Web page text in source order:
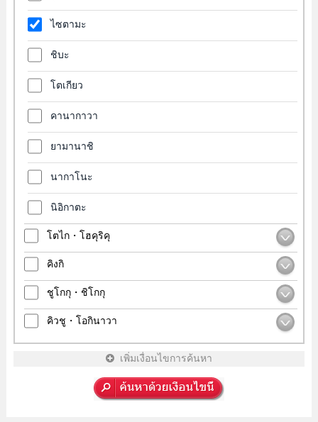
ไซตามะ
ชิบะ
โตเกียว
คานากาวา
ยามานาชิ
นากาโนะ
นิอิกาตะ
โตไก・โฮคุริคุ
คิงกิ
ชูโกกุ・ชิโกกุ
คิวชู・โอกินาวา
เพิ่มเงื่อนไขการค้นหา